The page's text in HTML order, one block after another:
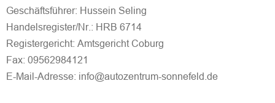
Geschäftsführer: Hussein Seling
Handelsregister/Nr.: HRB 6714
Registergericht: Amtsgericht Coburg
Fax: 09562984121
E-Mail-Adresse: info@autozentrum-sonnefeld.de